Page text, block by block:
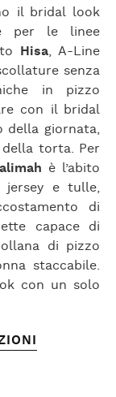
il bridal look
per le linee
Hisa, A-Line
senza
in pizzo
con il bridal
della giornata,
della torta. Per
è l’abito
e tulle,
di
capace di
di pizzo
staccabile.
con un solo